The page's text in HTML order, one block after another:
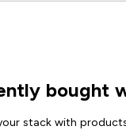
bought
stack with